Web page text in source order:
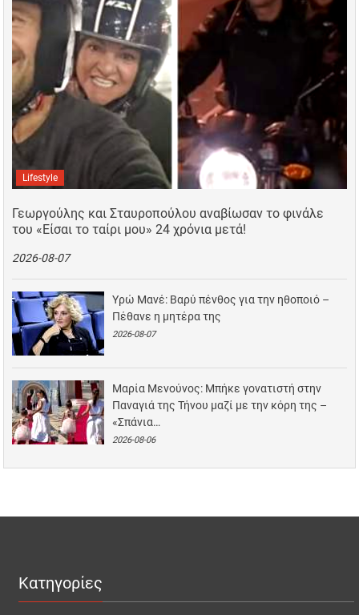
Lifestyle
Γεωργούλης και Σταυροπούλου αναβίωσαν το φινάλε
του «Είσαι το ταίρι μου» 24 χρόνια μετά!
2026-08-07
Υρώ Μανέ: Βαρύ πένθος για την ηθοποιό –
Πέθανε η μητέρα της
2026-08-07
Μαρία Μενούνος: Μπήκε γονατιστή στην
Παναγιά της Τήνου μαζί με την κόρη της –
«Σπάνια…
2026-08-06
Κατηγορίες